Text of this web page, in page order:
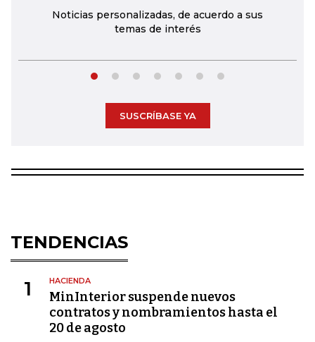
Noticias personalizadas, de acuerdo a sus
temas de interés
SUSCRÍBASE YA
TENDENCIAS
1 HACIENDA
MinInterior suspende nuevos
contratos y nombramientos hasta el
20 de agosto